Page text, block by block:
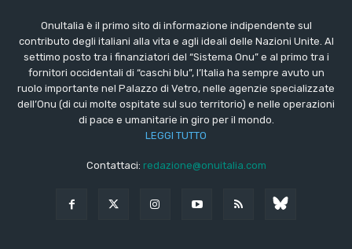
OnuItalia è il primo sito di informazione indipendente sul
contributo degli italiani alla vita e agli ideali delle Nazioni Unite. Al
settimo posto tra i finanziatori del “Sistema Onu” e al primo tra i
fornitori occidentali di “caschi blu”, l’Italia ha sempre avuto un
ruolo importante nel Palazzo di Vetro, nelle agenzie specializzate
dell’Onu (di cui molte ospitate sul suo territorio) e nelle operazioni
di pace e umanitarie in giro per il mondo.
LEGGI TUTTO
Contattaci: redazione@onuitalia.com